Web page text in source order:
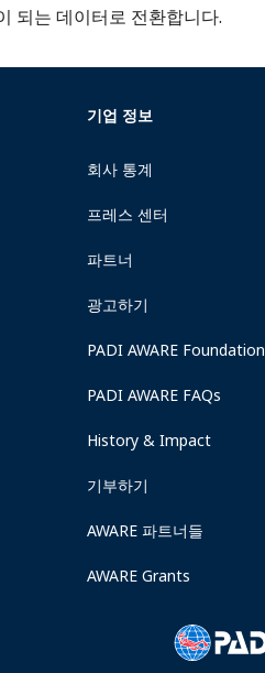
되는 데이터로 전환합니다.
기업 정보
회사 통계
프레스 센터
파트너
광고하기
PADI AWARE Foundation
PADI AWARE FAQs
History & Impact
기부하기
AWARE 파트너들
AWARE Grants